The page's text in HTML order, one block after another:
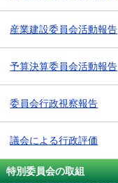
産業建設委員会活動報告
予算決算委員会活動報告
委員会行政視察報告
議会による行政評価
特別委員会の取組